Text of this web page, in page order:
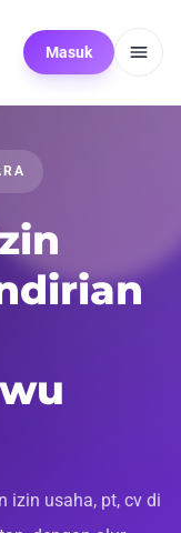
Masuk
izin usaha, pt, cv di